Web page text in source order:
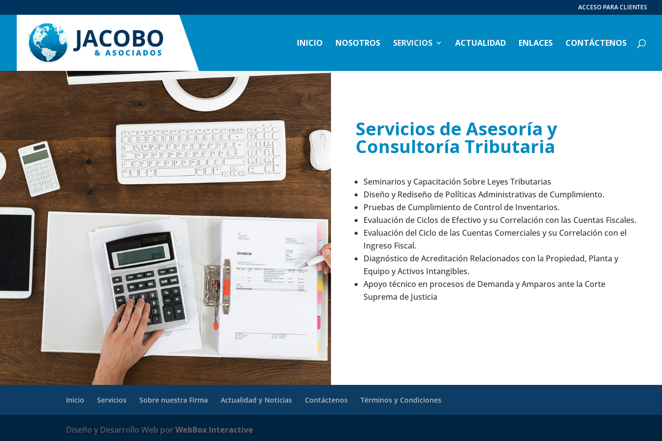
ACCESO PARA CLIENTES
INICIO NOSOTROS SERVICIOS ACTUALIDAD ENLACES CONTÁCTENOS
Servicios de Asesoría y
Consultoría Tributaria
Seminarios y Capacitación Sobre Leyes Tributarias
Diseño y Rediseño de Políticas Administrativas de Cumplimiento.
Pruebas de Cumplimiento de Control de Inventarios.
Evaluación de Ciclos de Efectivo y su Correlación con las Cuentas Fiscales.
Evaluación del Ciclo de las Cuentas Comerciales y su Correlación con el
Ingreso Fiscal.
Diagnóstico de Acreditación Relacionados con la Propiedad, Planta y
Equipo y Activos Intangibles.
Apoyo técnico en procesos de Demanda y Amparos ante la Corte
Suprema de Justicia
Inicio Servicios Sobre nuestra Firma Actualidad y Noticias Contáctenos Términos y Condiciones
Diseño y Desarrollo Web porWebBox Interactive